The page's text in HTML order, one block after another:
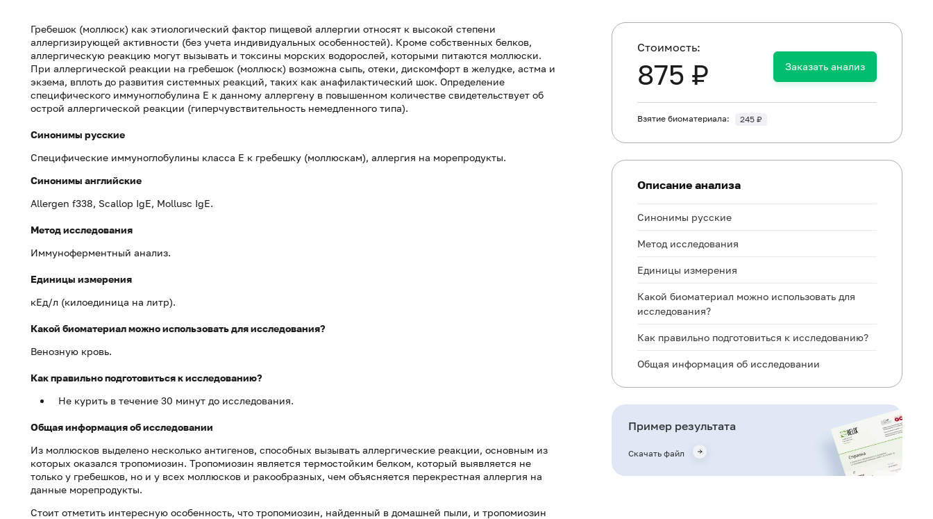
Гребешок (моллюск) как этиологический фактор пищевой аллергии относят к высокой степени
аллергизирующей активности (без учета индивидуальных особенностей). Кроме собственных белков,
аллергическую реакцию могут вызывать и токсины морских водорослей, которыми питаются моллюски.
При аллергической реакции на гребешок (моллюск) возможна сыпь, отеки, дискомфорт в желудке, астма и
экзема, вплоть до развития системных реакций, таких как анафилактический шок. Определение
специфического иммуноглобулина Е к данному аллергену в повышенном количестве свидетельствует об
острой аллергической реакции (гиперчувствительность немедленного типа).
Синонимы русские
Специфические иммуноглобулины класса Е к гребешку (моллюскам), аллергия на морепродукты.
Синонимы английские
Allergen f338, Scallop IgE, Mollusc IgE.
Метод исследования
Иммуноферментный анализ.
Единицы измерения
кЕд/л (килоединица на литр).
Какой биоматериал можно использовать для исследования?
Венозную кровь.
Как правильно подготовиться к исследованию?
Не курить в течение 30 минут до исследования.
Общая информация об исследовании
Из моллюсков выделено несколько антигенов, способных вызывать аллергические реакции, основным из
которых оказался тропомиозин. Тропомиозин является термостойким белком, который выявляется не
только у гребешков, но и у всех моллюсков и ракообразных, чем объясняется перекрестная аллергия на
данные морепродукты.
Стоит отметить интересную особенность, что тропомиозин, найденный в домашней пыли, и тропомиозин
Cтоимость:
875 ₽ Заказать анализ
Взятие биоматериала: 245 ₽
Описание анализа
Синонимы русские
Метод исследования
Единицы измерения
Какой биоматериал можно использовать для
исследования?
Как правильно подготовиться к исследованию?
Общая информация об исследовании
Для чего используется исследование?
Пример результата
Скачать файл